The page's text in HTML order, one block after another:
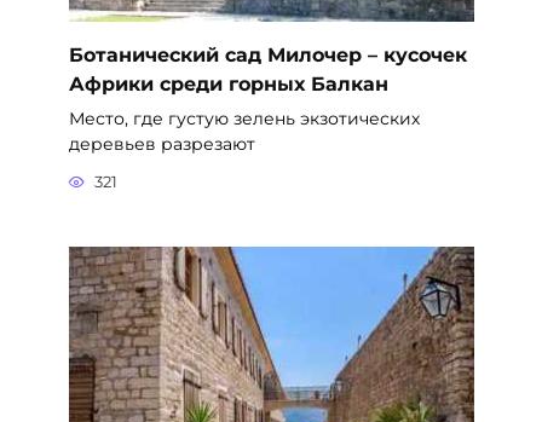
Ботанический сад Милочер – кусочек
Африки среди горных Балкан
Место, где густую зелень экзотических
деревьев разрезают
321